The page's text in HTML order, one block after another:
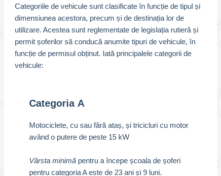
Categoriile de vehicule sunt clasificate în funcție de tipul și
dimensiunea acestora, precum și de destinația lor de
utilizare. Acestea sunt reglementate de legislația rutieră și
permit șoferilor să conducă anumite tipuri de vehicule, în
funcție de permisul obținut. Iată principalele categorii de
vehicule:
Categoria A
Motociclete, cu sau fără ataș, și tricicluri cu motor
având o putere de peste 15 kW
Vârsta minimăpentru a începe școala de șoferi
pentru categoria A este de 23 ani și 9 luni.